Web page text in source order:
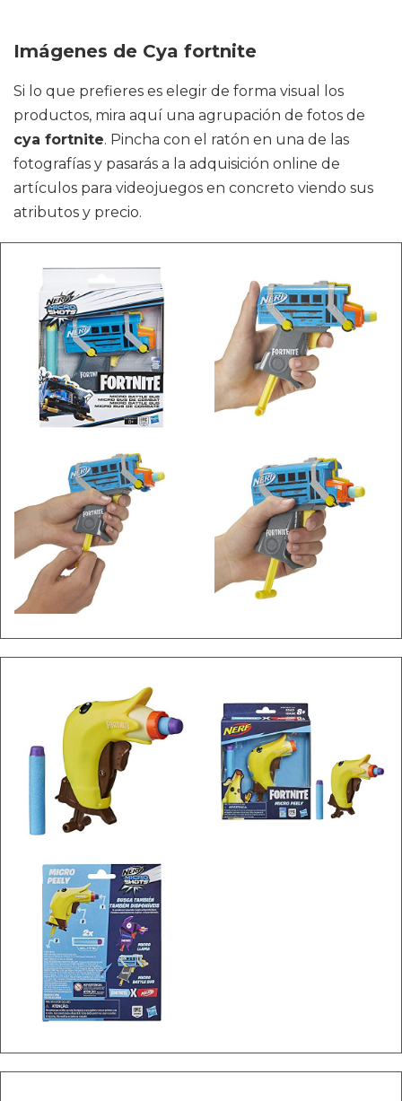
Imágenes de Cya fortnite
Si lo que prefieres es elegir de forma visual los
productos, mira aquí una agrupación de fotos de
cya fortnite. Pincha con el ratón en una de las
fotografías y pasarás a la adquisición online de
artículos para videojuegos en concreto viendo sus
atributos y precio.